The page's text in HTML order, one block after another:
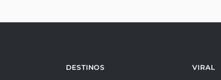
DESTINOS VIRAL